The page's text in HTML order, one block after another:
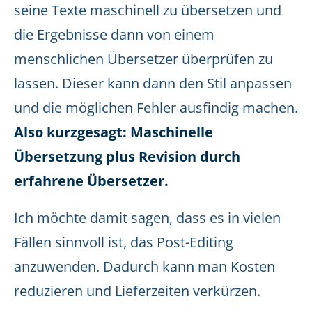
seine Texte maschinell zu übersetzen und
die Ergebnisse dann von einem
menschlichen Übersetzer überprüfen zu
lassen. Dieser kann dann den Stil anpassen
und die möglichen Fehler ausfindig machen.
Also kurzgesagt: Maschinelle
Übersetzung plus Revision durch
erfahrene Übersetzer.
Ich möchte damit sagen, dass es in vielen
Fällen sinnvoll ist, das Post-Editing
anzuwenden. Dadurch kann man Kosten
reduzieren und Lieferzeiten verkürzen.